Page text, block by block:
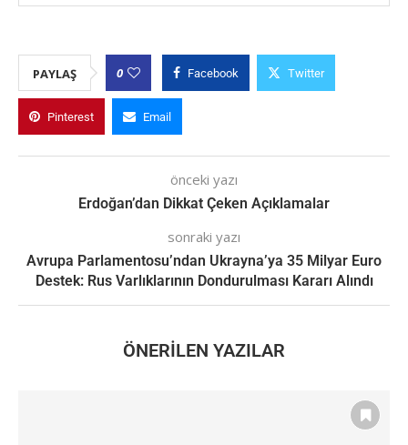
PAYLAŞ 0 Facebook Twitter
Pinterest Email
önceki yazı
Erdoğan’dan Dikkat Çeken Açıklamalar
sonraki yazı
Avrupa Parlamentosu’ndan Ukrayna’ya 35 Milyar Euro
Destek: Rus Varlıklarının Dondurulması Kararı Alındı
ÖNERILEN YAZILAR